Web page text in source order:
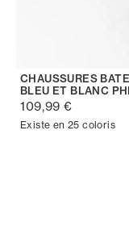
CHAUSSURES
BLEU ET BLANC
109,99 €
Existe en 25 coloris